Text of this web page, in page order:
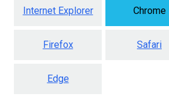
Internet Explorer Chrome
Firefox Safari
Edge